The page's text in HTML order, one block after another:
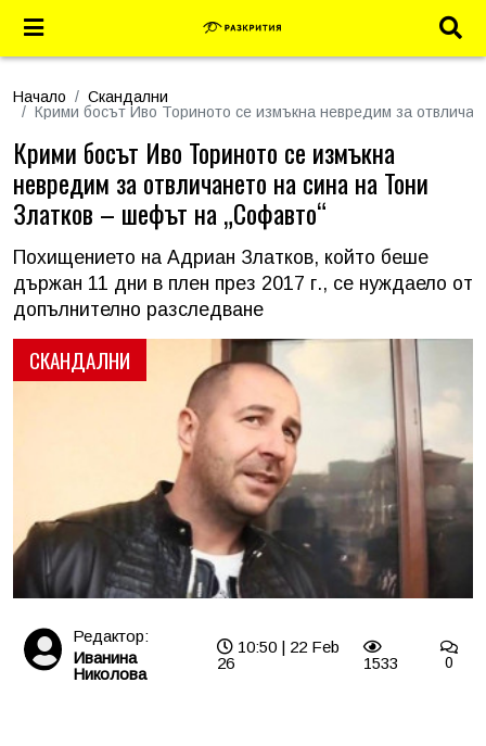
Начало
Скандални
Крими босът Иво Ториното се измъкна невредим за
СКАНДАЛНИ
Крими босът Иво Ториното се измъкна
невредим за отвличането на сина на Тони
Златков – шефът на „Софавто“
Похищението на Адриан Златков, който беше
държан 11 дни в плен през 2017 г., се нуждаело от
допълнително разследване
Редактор:
Иванина
Николова
10:50 | 22 Feb
26
1533 0